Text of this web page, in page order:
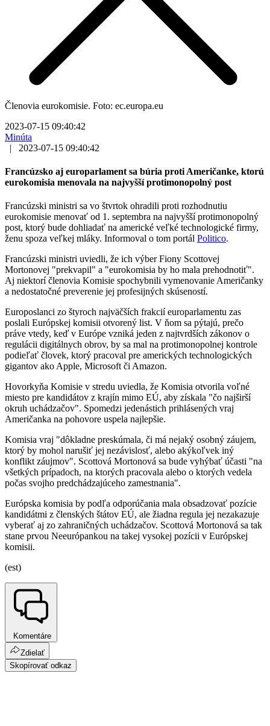
Členovia eurokomisie. Foto: ec.europa.eu
2023-07-15 09:40:42
Minúta
|
2023-07-15 09:40:42
Francúzsko aj europarlament sa búria proti Američanke, ktorú
eurokomisia menovala na najvyšší protimonopolný post
Francúzski ministri sa vo štvrtok ohradili proti rozhodnutiu
eurokomisie menovať od 1. septembra na najvyšší protimonopolný
post, ktorý bude dohliadať na americké veľké technologické firmy,
ženu spoza veľkej mláky. Informoval o tom portál Politico.
Francúzski ministri uviedli, že ich výber Fiony Scottovej
Mortonovej "prekvapil" a "eurokomisia by ho mala prehodnotiť".
Aj niektorí členovia Komisie spochybnili vymenovanie Američanky
a nedostatočné preverenie jej profesijných skúseností.
Europoslanci zo štyroch najväčších frakcií europarlamentu zas
poslali Európskej komisii otvorený list. V ňom sa pýtajú, prečo
práve vtedy, keď v Európe vzniká jeden z najtvrdších zákonov o
regulácii digitálnych obrov, by sa mal na protimonopolnej kontrole
podieľať človek, ktorý pracoval pre amerických technologických
gigantov ako Apple, Microsoft či Amazon.
Hovorkyňa Komisie v stredu uviedla, že Komisia otvorila voľné
miesto pre kandidátov z krajín mimo EÚ, aby získala "čo najširší
okruh uchádzačov". Spomedzi jedenástich prihlásených vraj
Američanka na pohovore uspela najlepšie.
Komisia vraj "dôkladne preskúmala, či má nejaký osobný záujem,
ktorý by mohol narušiť jej nezávislosť, alebo akýkoľvek iný
konflikt záujmov". Scottová Mortonová sa bude vyhýbať účasti "na
všetkých prípadoch, na ktorých pracovala alebo o ktorých vedela
počas svojho predchádzajúceho zamestnania".
Európska komisia by podľa odporúčania mala obsadzovať pozície
kandidátmi z členských štátov EÚ, ale žiadna regula jej nezakazuje
vyberať aj zo zahraničných uchádzačov. Scottová Mortonová sa tak
stane prvou Neeurópankou na takej vysokej pozícii v Európskej
komisii.
(est)
Komentáre
Zdielať
Skopírovať odkaz